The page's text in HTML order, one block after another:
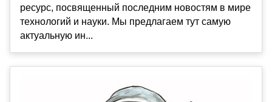
ресурс, посвященный последним новостям в мире
технологий и науки. Мы предлагаем тут самую
актуальную ин...